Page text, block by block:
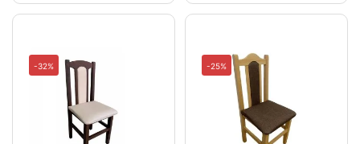
-32%
fost:
285,00 lei.
Prețul
-25%
fost:
259,98 lei.